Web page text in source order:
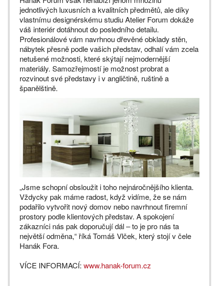
jednotlivých luxusních a kvalitních předmětů, ale díky
vlastnímu designérskému studiu Atelier Forum dokáže
váš interiér dotáhnout do posledního detailu.
Profesionálové vám navrhnou dřevěné obklady stěn,
nábytek přesně podle vašich představ, odhalí vám zcela
netušené možnosti, které skýtají nejmodernější
materiály. Samozřejmostí je možnost probrat a
rozvinout své představy i v angličtině, ruštině a
španělštině.
„Jsme schopní obsloužit i toho nejnáročnějšího klienta.
Vždycky pak máme radost, když vidíme, že se nám
podařilo vytvořit nový domov nebo navrhnout firemní
prostory podle klientových představ. A spokojení
zákazníci nás pak doporučují dál – to je pro nás ta
největší odměna,“ říká Tomáš Vlček, který stojí v čele
Hanák Fora.
VÍCE INFORMACÍ: www.hanak-forum.cz